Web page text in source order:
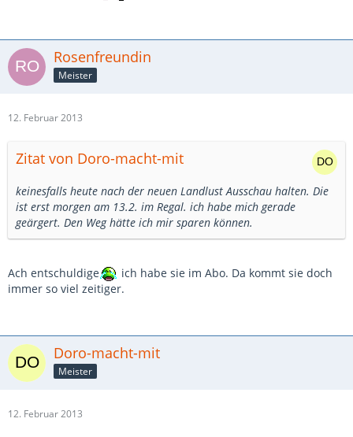
Rosenfreundin
Meister
12. Februar 2013
Zitat von Doro-macht-mit
keinesfalls heute nach der neuen Landlust Ausschau halten. Die
ist erst morgen am 13.2. im Regal. ich habe mich gerade
geärgert. Den Weg hätte ich mir sparen können.
Ach entschuldige
ich habe sie im Abo. Da kommt sie doch
immer so viel zeitiger.
Doro-macht-mit
Meister
12. Februar 2013